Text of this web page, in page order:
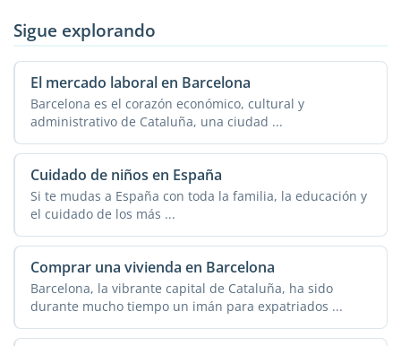
Sigue explorando
El mercado laboral en Barcelona
Barcelona es el corazón económico, cultural y
administrativo de Cataluña, una ciudad ...
Cuidado de niños en España
Si te mudas a España con toda la familia, la educación y
el cuidado de los más ...
Comprar una vivienda en Barcelona
Barcelona, la vibrante capital de Cataluña, ha sido
durante mucho tiempo un imán para expatriados ...